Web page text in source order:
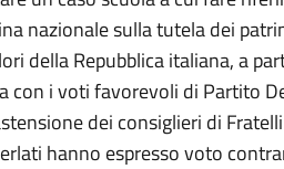
nazionale sulla tutela dei
della Repubblica italiana, a
con i voti favorevoli di Partito
dei consiglieri di
hanno espresso voto